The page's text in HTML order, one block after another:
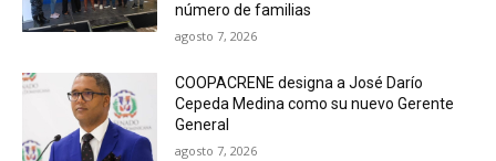
número de familias
agosto 7, 2026
COOPACRENE designa a José Darío
Cepeda Medina como su nuevo Gerente
General
agosto 7, 2026